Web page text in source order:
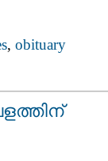
, obituary